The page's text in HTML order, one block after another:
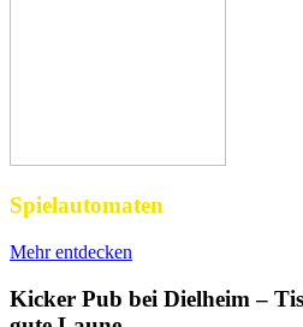
Spielautomaten
Mehr entdecken
Kicker Pub bei Dielheim –